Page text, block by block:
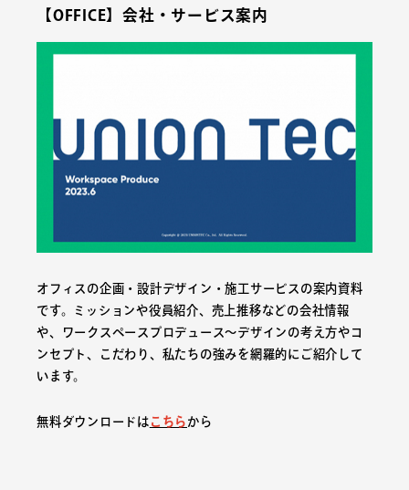
【OFFICE】会社・サービス案内
オフィスの企画・設計デザイン・施工サービスの案内資料
です。ミッションや役員紹介、売上推移などの会社情報
や、ワークスペースプロデュース〜デザインの考え方やコ
ンセプト、こだわり、私たちの強みを網羅的にご紹介して
います。
無料ダウンロードは こちら から